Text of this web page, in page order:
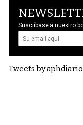
Suscríbase a nuestro
Tweets by aphdiario